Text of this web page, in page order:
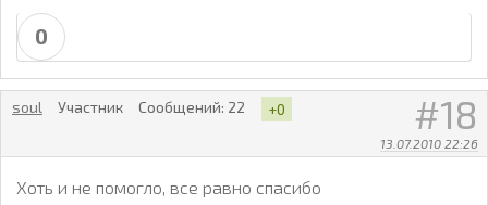
0
18
13.07.2010 22:26
soul Участник Сообщений: 22 +0
Хоть и не помогло, все равно спасибо